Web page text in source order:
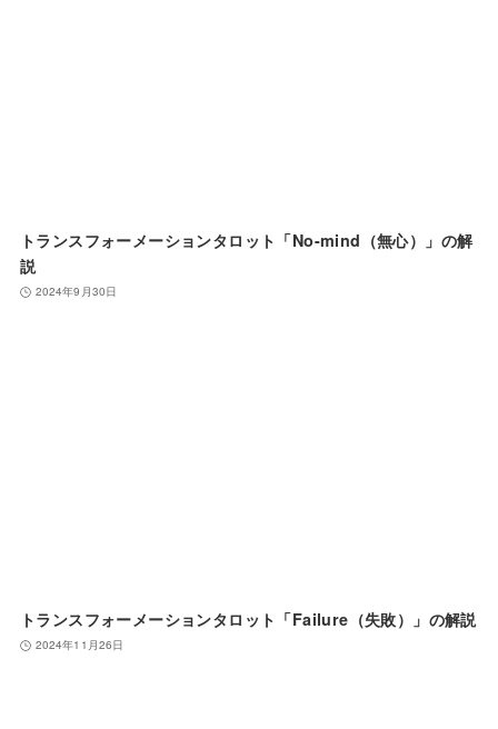
トランスフォーメーションタロット「No-mind（無心）」の解
説
2024年9月30日
トランスフォーメーションタロット「Failure（失敗）」の解説
2024年11月26日